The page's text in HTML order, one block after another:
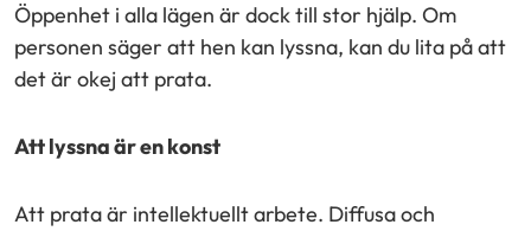
Öppenhet i alla lägen är dock till stor hjälp. Om
personen säger att hen kan lyssna, kan du lita på att
det är okej att prata.
Att lyssna är en konst
Att prata är intellektuellt arbete. Diffusa och